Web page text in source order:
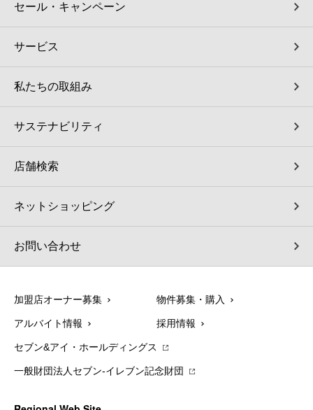
セール・キャンペーン
サービス
私たちの取組み
サステナビリティ
店舗検索
ネットショッピング
お問い合わせ
加盟店オーナー募集 物件募集・購入
アルバイト情報 採用情報
セブン&アイ・ホールディングス
一般財団法人セブン-イレブン記念財団